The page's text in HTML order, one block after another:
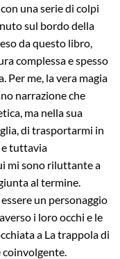
una serie di colpi
sul bordo della
da questo libro,
complessa e spesso
Per me, la vera magia
narrazione che
ma nella sua
di trasportarmi in
e tuttavia
mi sono riluttante a
al termine.
un personaggio
i loro occhi e le
a La trappola di